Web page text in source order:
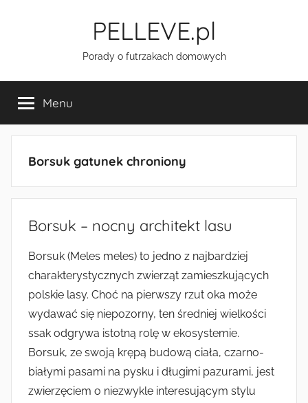
PELLEVE.pl
Porady o futrzakach domowych
Menu
Borsuk gatunek chroniony
Borsuk – nocny architekt lasu
Borsuk (Meles meles) to jedno z najbardziej
charakterystycznych zwierząt zamieszkujących
polskie lasy. Choć na pierwszy rzut oka może
wydawać się niepozorny, ten średniej wielkości
ssak odgrywa istotną rolę w ekosystemie.
Borsuk, ze swoją krępą budową ciała, czarno-
białymi pasami na pysku i długimi pazurami, jest
zwierzęciem o niezwykle interesującym stylu